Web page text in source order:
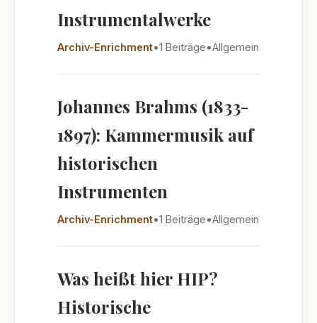
Instrumentalwerke
Archiv-Enrichment•1 Beiträge•Allgemein
Johannes Brahms (1833-
1897): Kammermusik auf
historischen
Instrumenten
Archiv-Enrichment•1 Beiträge•Allgemein
Was heißt hier HIP?
Historische